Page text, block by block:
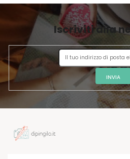
G
I
Iscriviti alla
INVIA